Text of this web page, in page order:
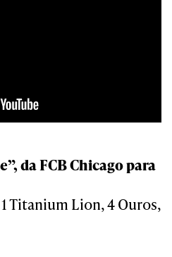
da FCB Chicago para
Titanium Lion, 4 Ouros,